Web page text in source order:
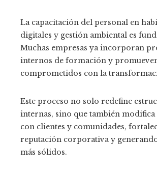
La capacitación del personal en
digitales y gestión ambiental es
Muchas empresas ya incorporan
internos de formación y
comprometidos con la
Este proceso no solo redefine
internas, sino que también
con clientes y comunidades,
reputación corporativa y
más sólidos.